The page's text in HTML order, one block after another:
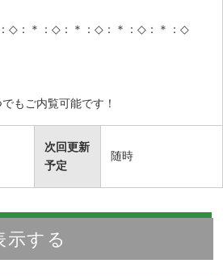
◇：＊：◇：＊：◇：＊：◇：＊：◇
もご内覧可能です！
次回更新
予定
随時